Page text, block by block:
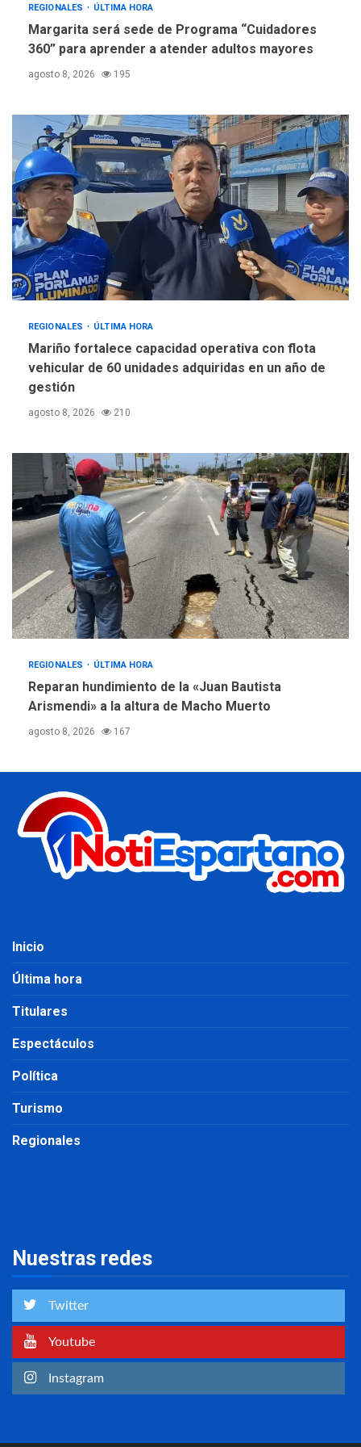
REGIONALES ÚLTIMA HORA
Margarita será sede de Programa “Cuidadores
360” para aprender a atender adultos mayores
agosto 8, 2026 195
REGIONALES ÚLTIMA HORA
Mariño fortalece capacidad operativa con flota
vehicular de 60 unidades adquiridas en un año de
gestión
agosto 8, 2026 210
REGIONALES ÚLTIMA HORA
Reparan hundimiento de la «Juan Bautista
Arismendi» a la altura de Macho Muerto
agosto 8, 2026 167
Inicio
Última hora
Titulares
Espectáculos
Política
Turismo
Regionales
Nuestras redes
Twitter
Youtube
Instagram